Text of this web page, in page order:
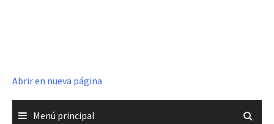
Abrir en nueva página
Menú principal